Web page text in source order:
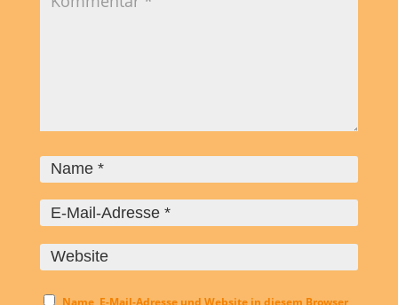
Name, E-Mail-Adresse und Website in diesem Browser